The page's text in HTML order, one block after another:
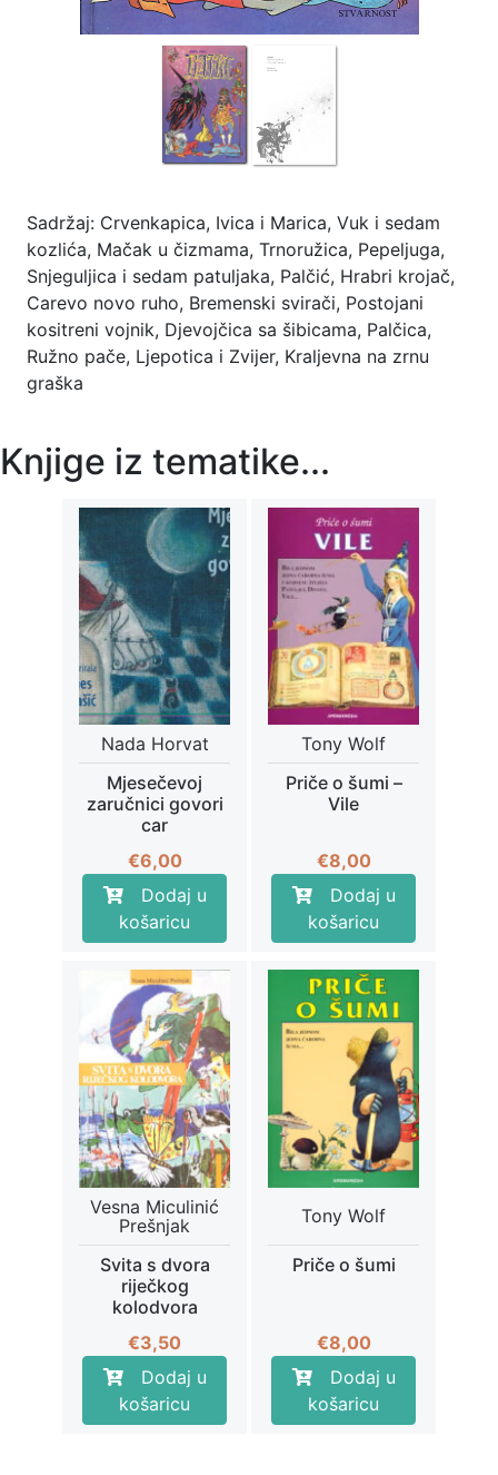
Sadržaj: Crvenkapica, Ivica i Marica, Vuk i sedam
kozlića, Mačak u čizmama, Trnoružica, Pepeljuga,
Snjeguljica i sedam patuljaka, Palčić, Hrabri krojač,
Carevo novo ruho, Bremenski svirači, Postojani
kositreni vojnik, Djevojčica sa šibicama, Palčica,
Ružno pače, Ljepotica i Zvijer, Kraljevna na zrnu
graška
Knjige iz tematike...
Nada Horvat
Mjesečevoj
zaručnici govori
car
€6,00
Dodaj u
košaricu
Tony Wolf
Priče o šumi –
Vile
€8,00
Dodaj u
košaricu
Vesna Miculinić
Prešnjak
Svita s dvora
riječkog
kolodvora
€3,50
Dodaj u
košaricu
Tony Wolf
Priče o šumi
€8,00
Dodaj u
košaricu